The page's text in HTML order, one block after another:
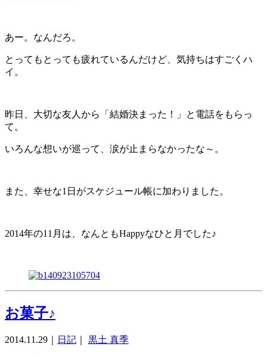
あー。なんだろ。
とってもとっても疲れているんだけど、気持ちはすごくハ
イ。
昨日、大切な友人から「結婚決まった！」と電話をもらっ
て。
いろんな想いが巡って、涙が止まらなかったな～。
また、幸せな1日がスケジュール帳に加わりました。
2014年の11月は、なんともHappyなひと月でした♪
お菓子♪
2014.11.29 日記 黒土 真季